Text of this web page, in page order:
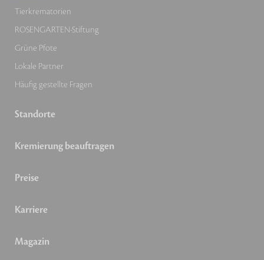
Tierkrematorien
ROSENGARTEN-Stiftung
Grüne Pfote
Lokale Partner
Häufig gestellte Fragen
Standorte
Kremierung beauftragen
Preise
Karriere
Magazin